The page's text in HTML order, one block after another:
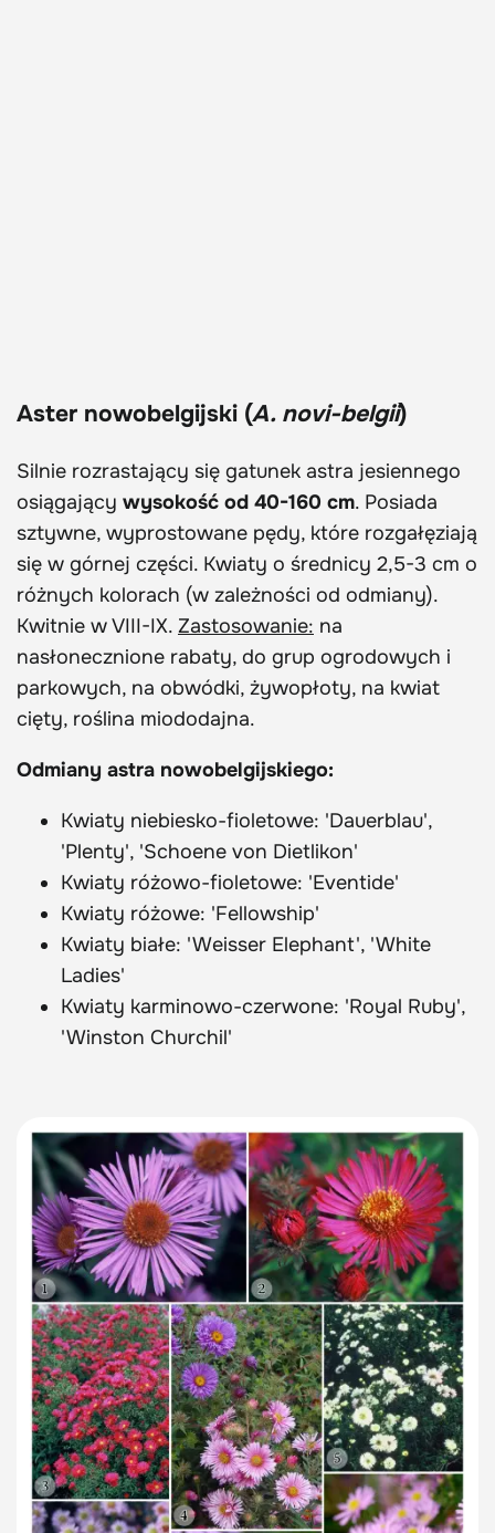
Aster nowobelgijski (A. novi-belgii)
Silnie rozrastający się gatunek astra jesiennego
osiągający wysokość od 40-160 cm. Posiada
sztywne, wyprostowane pędy, które rozgałęziają
się w górnej części. Kwiaty o średnicy 2,5-3 cm o
różnych kolorach (w zależności od odmiany).
Kwitnie w VIII-IX. Zastosowanie: na
nasłonecznione rabaty, do grup ogrodowych i
parkowych, na obwódki, żywopłoty, na kwiat
cięty, roślina miododajna.
Odmiany astra nowobelgijskiego:
Kwiaty niebiesko-fioletowe: 'Dauerblau',
'Plenty', 'Schoene von Dietlikon'
Kwiaty różowo-fioletowe: 'Eventide'
Kwiaty różowe: 'Fellowship'
Kwiaty białe: 'Weisser Elephant', 'White
Ladies'
Kwiaty karminowo-czerwone: 'Royal Ruby',
'Winston Churchil'